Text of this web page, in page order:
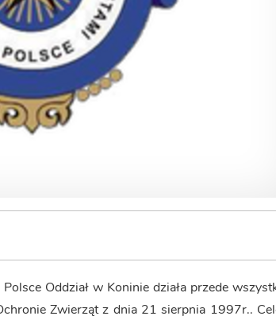
Oddział w Koninie działa przede
Zwierząt z dnia 21 sierpnia 1997r..